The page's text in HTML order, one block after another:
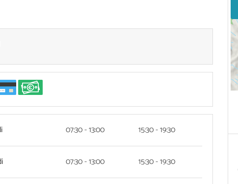
07:30 - 13:00 15:30 - 19:30
07:30 - 13:00 15:30 - 19:30